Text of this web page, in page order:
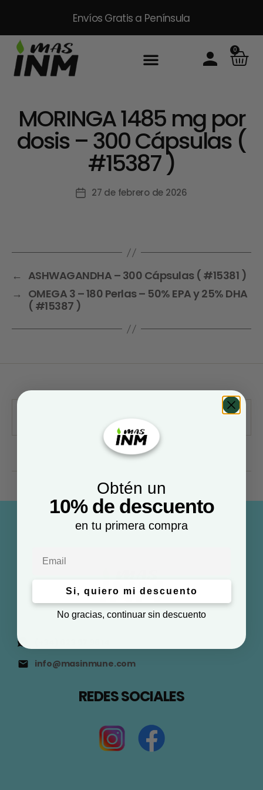
Envíos Gratis a Península
0
MORINGA 1485 mg por
dosis – 300 Cápsulas (
#15387 )
27 de febrero de 2026
← ASHWAGANDHA – 300 Cápsulas ( #15381 )
→ OMEGA 3 – 180 Perlas – 50% EPA y 25% DHA
( #15387 )
info@masinmune.com
REDES SOCIALES
Obtén un
10% de descuento
en tu primera compra
Si, quiero mi descuento
No gracias, continuar sin descuento